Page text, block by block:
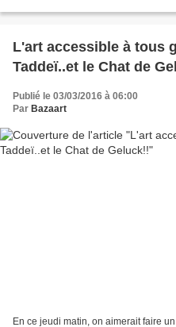
L'art accessible à tous
Taddeï..et le Chat de
Publié le 03/03/2016 à 06:00
Par Bazaart
En ce jeudi matin, on aimerait faire